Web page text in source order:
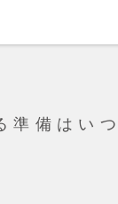
準備はい